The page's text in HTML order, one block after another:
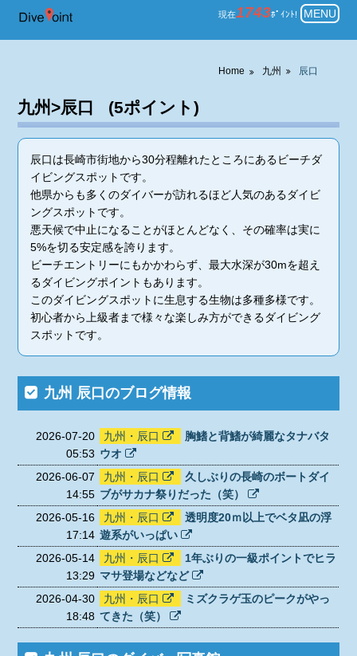
九州 辰口 一覧表示 ダイビングの
現在1743ﾎﾟｲﾝﾄ! MENU
Home 九州 辰口
九州>辰口 (5ポイント)
辰口は長崎市街地から30分程離れたところにあるビーチダ
イビングスポットです。
他県からも多くのダイバーが訪れるほど人気のあるダイビ
ングスポットです。
悪天候で中止になることがほとんどなく、その確率は実に
5%を切る安定感を誇ります。
ビーチエントリーにもかかわらず、最大水深が30mを超え
るダイビングポイントもあります。
このダイビングスポットに生息する生物は多種多様です。
初心者から上級者まで様々な楽しみ方ができるダイビング
スポットです。
九州 辰口のブログ情報
2026-07-20
05:53
九州・辰口
胸鰭と背鰭が綺麗なタナバタ
ウオ
2026-06-07
14:55
九州・辰口
久しぶりの長崎のボートダイ
ブがサカナ祭りだった（笑）
2026-05-16
17:14
九州・辰口
透明度20ｍ以上でベタ凪の浮
遊系がいっぱい
2026-05-14
13:29
九州・辰口
1年ぶりの一級ポイントでヒラ
マサ登場などなど
2026-04-30
18:48
九州・辰口
ミズクラゲ玉のピークがやっ
てきた（笑）